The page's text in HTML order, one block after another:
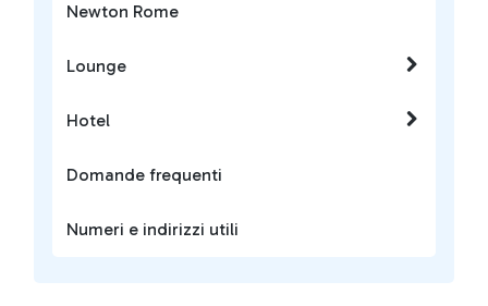
Newton Rome
Lounge
Hotel
Domande frequenti
Numeri e indirizzi utili